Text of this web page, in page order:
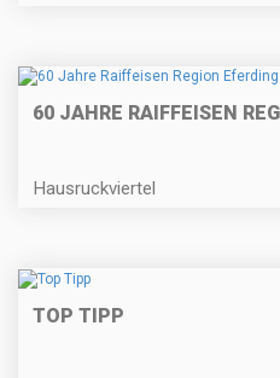
60 JAHRE RAIFFEISEN
Hausruckviertel
TOP TIPP